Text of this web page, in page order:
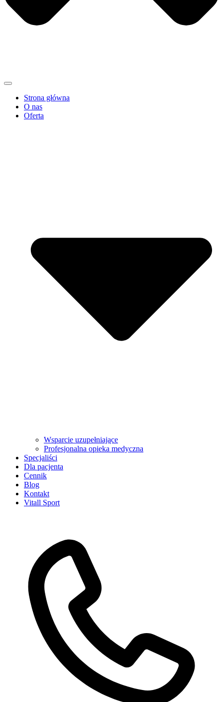
Strona główna
O nas
Oferta
Wsparcie uzupełniające
Profesjonalna opieka medyczna
Specjaliści
Dla pacjenta
Cennik
Blog
Kontakt
Vitall Sport